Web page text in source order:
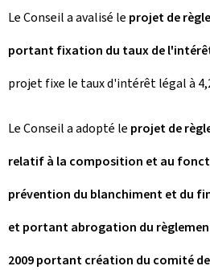
Le Conseil a avalisé le projet de
portant fixation du taux de
projet fixe le taux d'intérêt légal à
Le Conseil a adopté le projet de
relatif à la composition et au
prévention du blanchiment et du
et portant abrogation du
2009 portant création du comité